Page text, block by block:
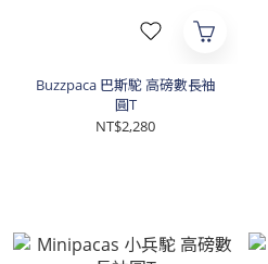
Buzzpaca 巴斯駝 高磅數長袖
圓T
NT$2,280